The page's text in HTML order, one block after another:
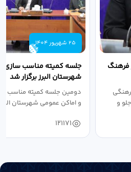
فرهنگ
و
25 شهریور 1404
جلسه کمیته مناسب سازی
شهرستان البرز برگزار شد
دومین جلسه کمیته مناسب
و اماکن عمومی شهرستان
121171